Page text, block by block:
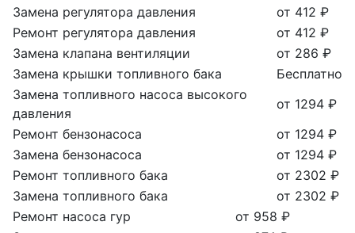
Замена регулятора давления
от 412 ₽
Ремонт регулятора давления
от 412 ₽
Замена клапана вентиляции
от 286 ₽
Замена крышки топливного бака
Бесплатно
Замена топливного насоса высокого
давления
от 1294 ₽
Ремонт бензонасоса
от 1294 ₽
Замена бензонасоса
от 1294 ₽
Ремонт топливного бака
от 2302 ₽
Замена топливного бака
от 2302 ₽
Ремонт насоса гур
от 958 ₽